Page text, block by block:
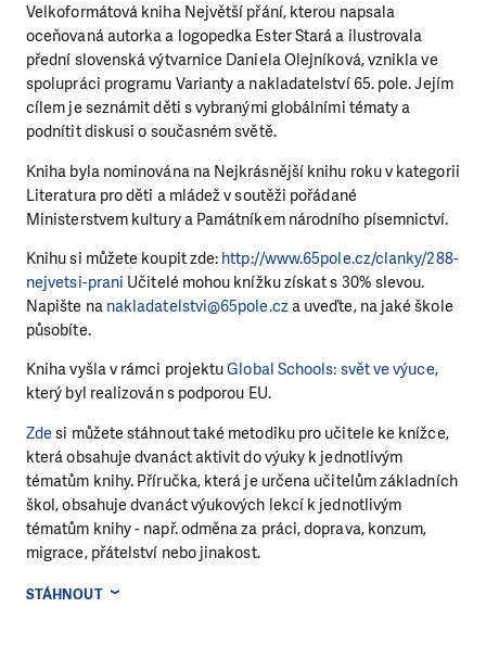
Velkoformátová kniha Největší přání, kterou napsala
oceňovaná autorka a logopedka Ester Stará a ilustrovala
přední slovenská výtvarnice Daniela Olejníková, vznikla ve
spolupráci programu Varianty a nakladatelství 65. pole. Jejím
cílem je seznámit děti s vybranými globálními tématy a
podnítit diskusi o současném světě.
Kniha byla nominována na Nejkrásnější knihu roku v kategorii
Literatura pro děti a mládež v soutěži pořádané
Ministerstvem kultury a Památníkem národního písemnictví.
Knihu si můžete koupit zde: http://www.65pole.cz/clanky/288-
nejvetsi-prani Učitelé mohou knížku získat s 30% slevou.
Napište na nakladatelstvi@65pole.cza uveďte, na jaké škole
působíte.
Kniha vyšla v rámci projektuGlobal Schools: svět ve výuce,
který byl realizován s podporou EU.
Zde si můžete stáhnout také metodiku pro učitele ke knížce,
která obsahuje dvanáct aktivit do výuky k jednotlivým
tématům knihy. Příručka, která je určena učitelům základních
škol, obsahuje dvanáct výukových lekcí k jednotlivým
tématům knihy - např. odměna za práci, doprava, konzum,
migrace, přátelství nebo jinakost.
STÁHNOUT